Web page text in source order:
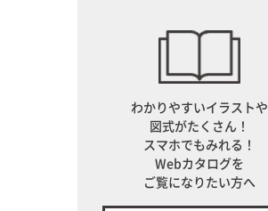
わかりやすいイラストや
図式がたくさん！
スマホでもみれる！
Webカタログを
ご覧になりたい方へ